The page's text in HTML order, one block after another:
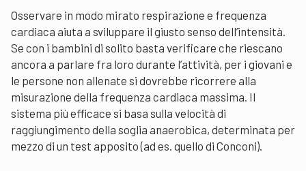
Osservare in modo mirato respirazione e frequenza
cardiaca aiuta a sviluppare il giusto senso dell’intensità.
Se con i bambini di solito basta verificare che riescano
ancora a parlare fra loro durante l’attività, per i giovani e
le persone non allenate si dovrebbe ricorrere alla
misurazione della frequenza cardiaca massima. Il
sistema più efficace si basa sulla velocità di
raggiungimento della soglia anaerobica, determinata per
mezzo di un test apposito (ad es. quello di Conconi).